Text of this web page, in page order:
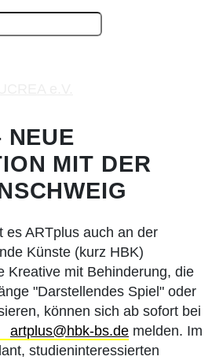
NEUE
MIT DER
es ARTplus auch an der
Künste (kurz HBK)
Kreative mit Behinderung, die
"Darstellendes Spiel" oder
können sich ab sofort bei
artplus@hbk-bs.de melden. Im
studieninteressierten